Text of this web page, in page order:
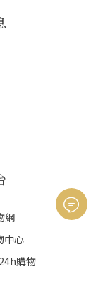
網
中心
購物